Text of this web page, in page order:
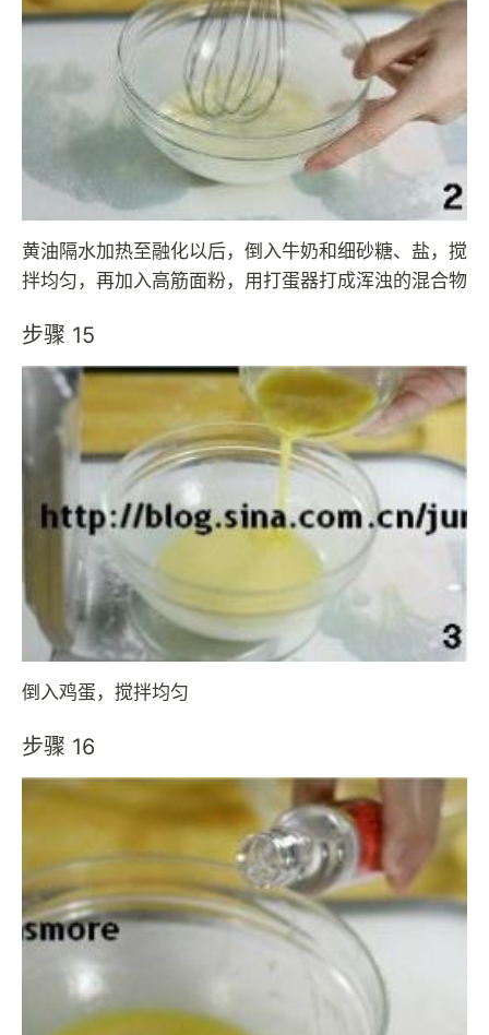
黄油隔水加热至融化以后，倒入牛奶和细砂糖、盐，搅
拌均匀，再加入高筋面粉，用打蛋器打成浑浊的混合物
步骤 15
倒入鸡蛋，搅拌均匀
步骤 16